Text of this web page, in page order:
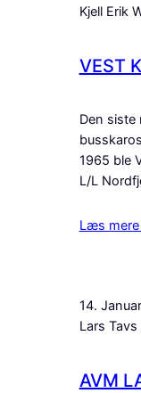
Kjell Erik
VEST
Den siste
1965 ble
L/L
Læs
14.
Lars
AVM